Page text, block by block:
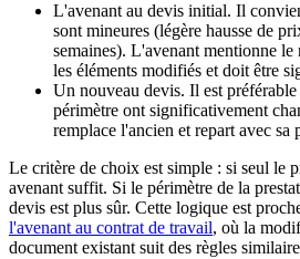
L'avenant au devis initial. Il
sont mineures (légère hausse de
semaines). L'avenant mentionne
les éléments modifiés et doit être
Un nouveau devis. Il est
périmètre ont significativement
remplace l'ancien et repart avec sa
Le critère de choix est simple : si seul le
avenant suffit. Si le périmètre de la
devis est plus sûr. Cette logique est
l'avenant au contrat de travail, où la
document existant suit des règles